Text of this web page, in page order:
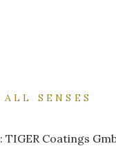
SENSES
Coatings